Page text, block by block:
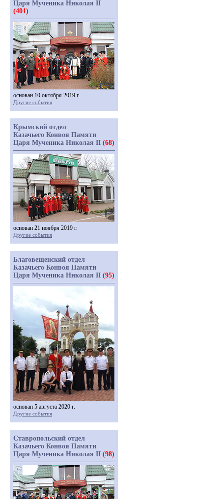
Царя Мученика Николая II
(401)
основан 10 октября 2019 г.
Другие события
Крымский отдел
Казачьего Конвоя Памяти
Царя Мученика Николая II (68)
основан 21 ноября 2019 г.
Другие события
Благовещенский отдел
Казачьего Конвоя Памяти
Царя Мученика Николая II (95)
основан 5 августа 2020 г.
Другие события
Ставропольский отдел
Казачьего Конвоя Памяти
Царя Мученика Николая II (98)